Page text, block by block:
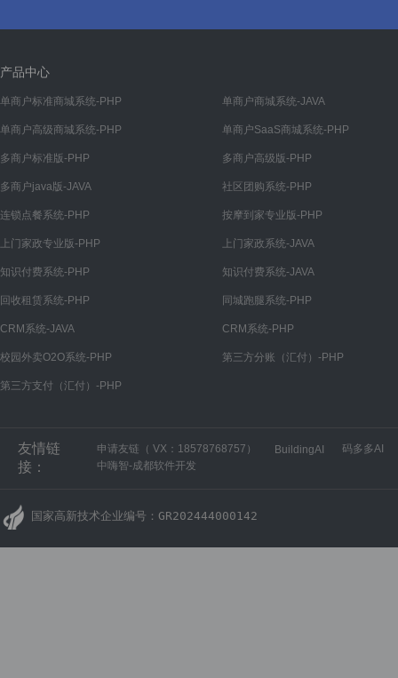
产品中心
单商户标准商城系统-PHP 单商户商城系统-JAVA
单商户高级商城系统-PHP 单商户SaaS商城系统-PHP
多商户标准版-PHP 多商户高级版-PHP
多商户java版-JAVA 社区团购系统-PHP
连锁点餐系统-PHP 按摩到家专业版-PHP
上门家政专业版-PHP 上门家政系统-JAVA
知识付费系统-PHP 知识付费系统-JAVA
回收租赁系统-PHP 同城跑腿系统-PHP
CRM系统-JAVA CRM系统-PHP
校园外卖O2O系统-PHP 第三方分账（汇付）-PHP
第三方支付（汇付）-PHP
友情链
接：
申请友链（ VX：18578768757） BuildingAI
码多多AI
中嗨智-成都软件开发
国家高新技术企业编号：GR202444000142